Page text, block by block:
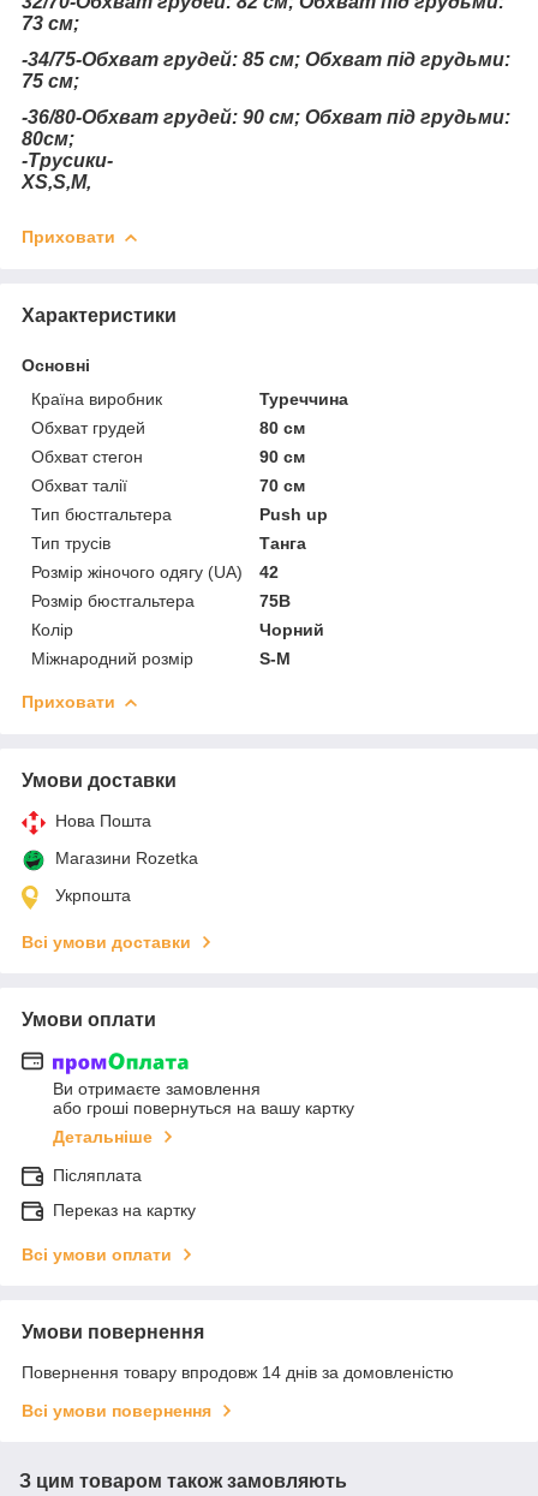
73 см;
-34/75-Обхват грудей: 85 см; Обхват під грудьми:
75 см;
-36/80-Обхват грудей: 90 см; Обхват під грудьми:
80см;
-Трусики-
XS,S,M,
Приховати
Характеристики
Основні
Країна виробник
Туреччина
Обхват грудей
80 см
Обхват стегон
90 см
Обхват талії
70 см
Тип бюстгальтера
Push up
Тип трусів
Танга
Розмір жіночого одягу (UA)
42
Розмір бюстгальтера
75B
Колір
Чорний
Міжнародний розмір
S-M
Приховати
Умови доставки
Нова Пошта
Магазини Rozetka
Укрпошта
Всі умови доставки
Умови оплати
Ви отримаєте замовлення
або гроші повернуться на вашу картку
Детальніше
Післяплата
Переказ на картку
Всі умови оплати
Умови повернення
Повернення товару впродовж 14 днів за домовленістю
Всі умови повернення
З цим товаром також замовляють